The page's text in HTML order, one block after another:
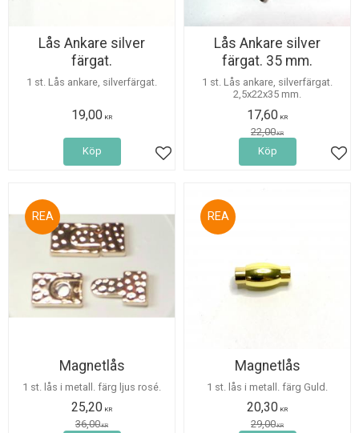
Lås Ankare silver
färgat.
1 st. Lås ankare, silverfärgat.
19,00 KR
Lägg till i favoriter
Köp
Lås Ankare silver
färgat. 35 mm.
1 st. Lås ankare, silverfärgat.
2,5x22x35 mm.
17,60 KR
22,00KR
Köp
Magnetlås
1 st. lås i metall. färg ljus rosé.
25,20 KR
36,00KR
30%
Magnetlås
1 st. lås i metall. färg Guld.
20,30 KR
29,00KR
30%